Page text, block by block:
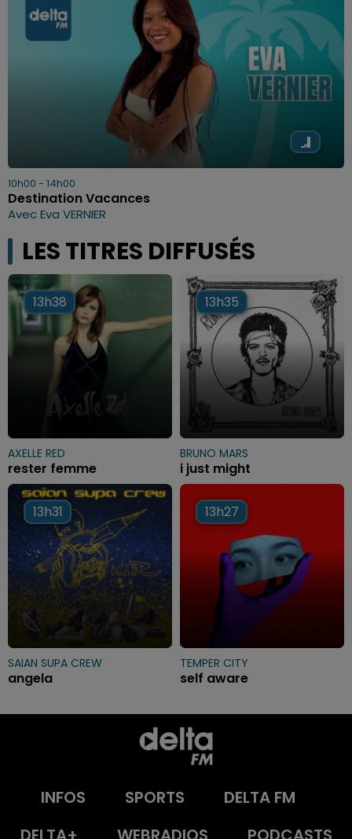
10h00 - 14h00
Destination Vacances
Avec Eva VERNIER
LES TITRES DIFFUSÉS
13h38
13h38
AXELLE RED
rester femme
13h35
13h35
BRUNO MARS
i just might
13h31
13h31
SAIAN SUPA CREW
angela
13h27
13h27
TEMPER CITY
self aware
INFOS SPORTS
DELTA FM